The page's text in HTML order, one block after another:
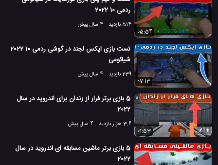
ردمی 10 2022
514 بازدید
4 سال پیش
05:54
تست بازی اپکس لجند در گوشی ردمی 10 2022
شیائومی
239 بازدید
4 سال پیش
07:13
5 بازی برتر فرار از زندان برای اندروید در سال
2022
3.6 هزار بازدید
4 سال پیش
01:53
5 بازی برتر ماشین مسابقه ای اندروید در سال
2022